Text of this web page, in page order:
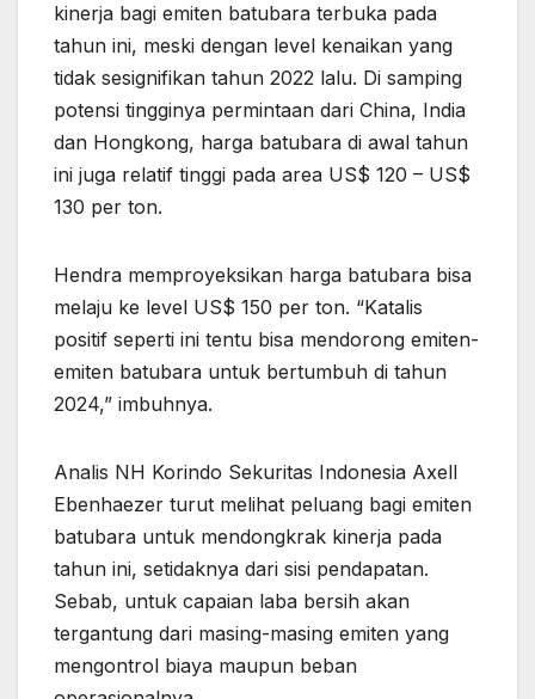
kinerja bagi emiten batubara terbuka pada
tahun ini, meski dengan level kenaikan yang
tidak sesignifikan tahun 2022 lalu. Di samping
potensi tingginya permintaan dari China, India
dan Hongkong, harga batubara di awal tahun
ini juga relatif tinggi pada area US$ 120 – US$
130 per ton.
Hendra memproyeksikan harga batubara bisa
melaju ke level US$ 150 per ton. “Katalis
positif seperti ini tentu bisa mendorong emiten-
emiten batubara untuk bertumbuh di tahun
2024,” imbuhnya.
Analis NH Korindo Sekuritas Indonesia Axell
Ebenhaezer turut melihat peluang bagi emiten
batubara untuk mendongkrak kinerja pada
tahun ini, setidaknya dari sisi pendapatan.
Sebab, untuk capaian laba bersih akan
tergantung dari masing-masing emiten yang
mengontrol biaya maupun beban